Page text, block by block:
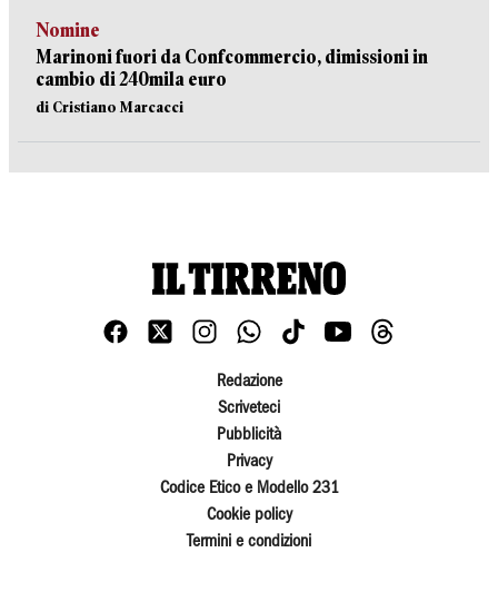
Nomine
Marinoni fuori da Confcommercio, dimissioni in
cambio di 240mila euro
di Cristiano Marcacci
Redazione
Scriveteci
Pubblicità
Privacy
Codice Etico e Modello 231
Cookie policy
Termini e condizioni